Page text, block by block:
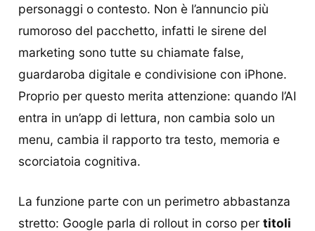
personaggi o contesto. Non è l’annuncio più
rumoroso del pacchetto, infatti le sirene del
marketing sono tutte su chiamate false,
guardaroba digitale e condivisione con iPhone.
Proprio per questo merita attenzione: quando l’AI
entra in un’app di lettura, non cambia solo un
menu, cambia il rapporto tra testo, memoria e
scorciatoia cognitiva.
La funzione parte con un perimetro abbastanza
stretto: Google parla di rollout in corso per titoli